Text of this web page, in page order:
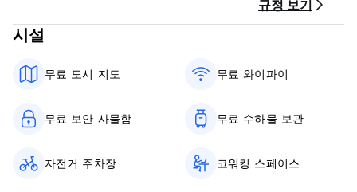
오전 11시 30분에 체크아웃하세요 (Auto-translated from
규정 보기
시설
무료 도시 지도 무료 와이파이
무료 보안 사물함 무료 수하물 보관
자전거 주차장 코워킹 스페이스